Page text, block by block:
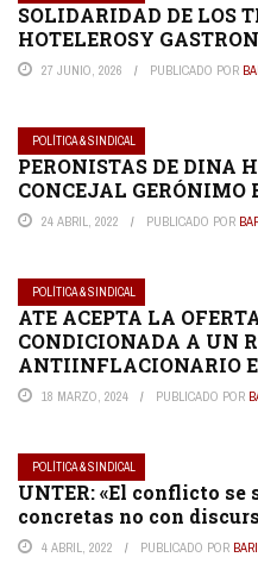
SOLIDARIDAD DE LOS
HOTELEROSY
27 JUNIO, 2026 PUBLICADO POR
POLÍTICA & SINDICAL
PERONISTAS DE DINA
CONCEJAL GERÓNIMO
24 ABRIL, 2022 PUBLICADO POR
POLÍTICA & SINDICAL
ATE ACEPTA LA
CONDICIONADA A UN
ANTIINFLACIONARIO
18 MARZO, 2024 PUBLICADO POR
POLÍTICA & SINDICAL
UNTER: «El conflicto
concretas no con
4 ABRIL, 2022 PUBLICADO POR